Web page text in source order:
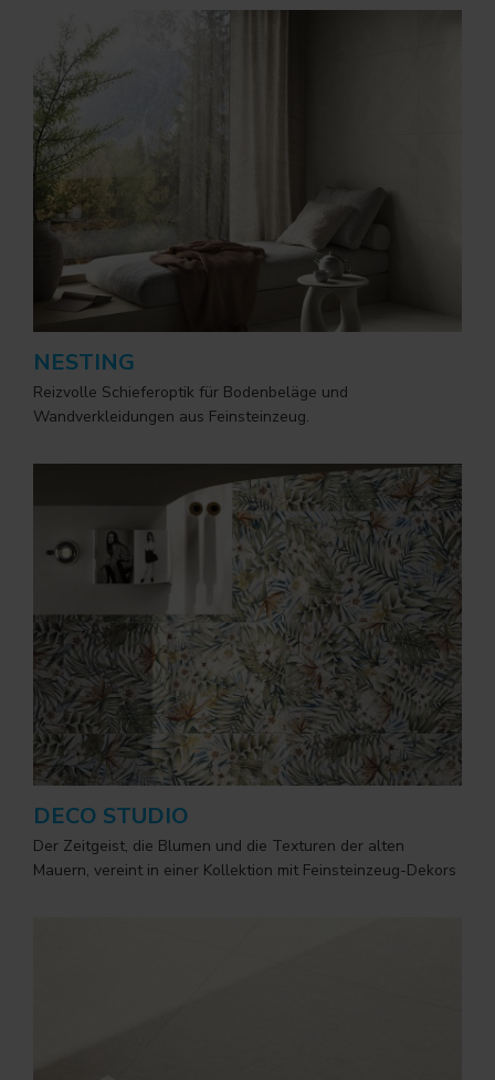
NESTING
Reizvolle Schieferoptik für Bodenbeläge und
Wandverkleidungen aus Feinsteinzeug.
DECO STUDIO
Der Zeitgeist, die Blumen und die Texturen der alten
Mauern, vereint in einer Kollektion mit Feinsteinzeug-Dekors